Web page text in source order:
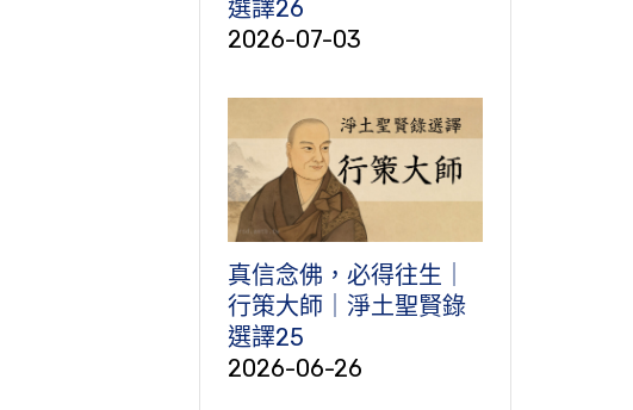
選譯26
2026-07-03
真信念佛，必得往生｜
行策大師｜淨土聖賢錄
選譯25
2026-06-26